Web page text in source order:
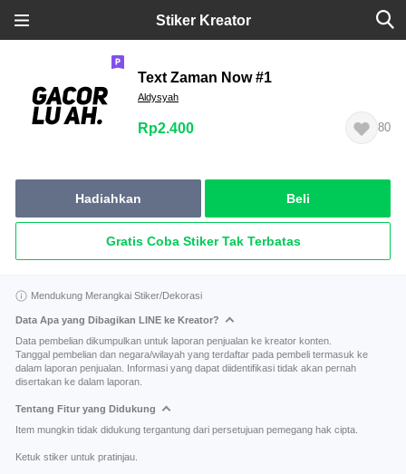
Stiker Kreator
Text Zaman Now #1
Aldysyah
Rp2.400 80
Hadiahkan Beli
Gratis Coba Stiker Tak Terbatas
Mendukung Merangkai Stiker/Dekorasi
Data Apa yang Dibagikan LINE ke Kreator?
Data pembelian dikumpulkan untuk laporan penjualan ke kreator konten.
Tanggal pembelian dan negara/wilayah yang terdaftar pada pembeli termasuk ke
dalam laporan penjualan. Informasi yang dapat diidentifikasi tidak akan pernah
disertakan ke dalam laporan.
Tentang Fitur yang Didukung
Item mungkin tidak didukung tergantung dari persetujuan pemegang hak cipta.
Ketuk stiker untuk pratinjau.